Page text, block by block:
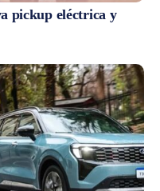
pickup eléctrica y